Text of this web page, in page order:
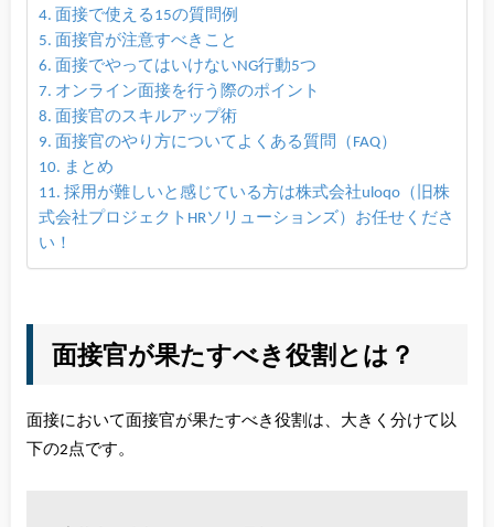
面接で使える15の質問例
面接官が注意すべきこと
面接でやってはいけないNG行動5つ
オンライン面接を行う際のポイント
面接官のスキルアップ術
面接官のやり方についてよくある質問（FAQ）
まとめ
採用が難しいと感じている方は株式会社uloqo（旧株
式会社プロジェクトHRソリューションズ）お任せくださ
い！
面接官が果たすべき役割とは？
面接において面接官が果たすべき役割は、大きく分けて以
下の2点です。